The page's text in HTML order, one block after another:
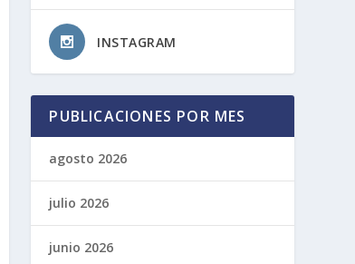
INSTAGRAM
PUBLICACIONES POR MES
agosto 2026
julio 2026
junio 2026